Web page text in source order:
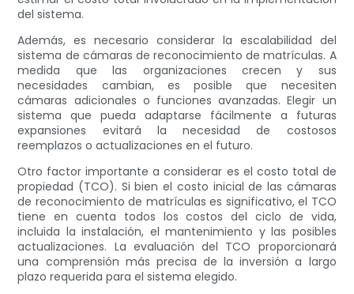
del sistema.
Además, es necesario considerar la escalabilidad del
sistema de cámaras de reconocimiento de matrículas. A
medida que las organizaciones crecen y sus
necesidades cambian, es posible que necesiten
cámaras adicionales o funciones avanzadas. Elegir un
sistema que pueda adaptarse fácilmente a futuras
expansiones evitará la necesidad de costosos
reemplazos o actualizaciones en el futuro.
Otro factor importante a considerar es el costo total de
propiedad (TCO). Si bien el costo inicial de las cámaras
de reconocimiento de matrículas es significativo, el TCO
tiene en cuenta todos los costos del ciclo de vida,
incluida la instalación, el mantenimiento y las posibles
actualizaciones. La evaluación del TCO proporcionará
una comprensión más precisa de la inversión a largo
plazo requerida para el sistema elegido.